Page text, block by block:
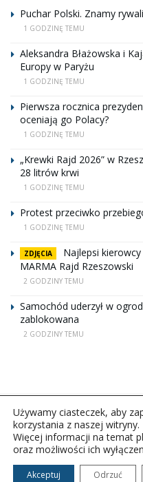
Puchar Polski. Znamy
1 GODZINĘ TEMU
Aleksandra Błażowska i
Europy w Paryżu
1 GODZINĘ TEMU
Pierwsza rocznica
oceniają go Polacy?
1 GODZINĘ TEMU
„Krewki Rajd 2026” w
28 litrów krwi
1 GODZINĘ TEMU
Protest przeciwko
1 GODZINĘ TEMU
ZDJĘCIA
Najlepsi
MARMA Rajd Rzeszowski
2 GODZINY TEMU
Samochód uderzył w
zablokowana
2 GODZINY TEMU
Copyright © 2026Polskie
Wszelkie prawa zastrzeżone.
Używamy ciasteczek, aby
korzystania z naszej witryny.
Więcej informacji na temat
oraz możliwości ich
Akceptuj Odrzuć